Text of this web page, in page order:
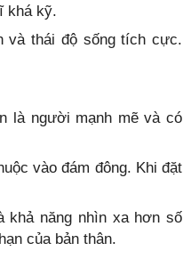
khá kỹ.
và thái độ sống tích cực.
là người mạnh mẽ và có
vào đám đông. Khi đặt
khả năng nhìn xa hơn số
của bản thân.